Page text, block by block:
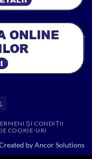
ȘI CONDIȚII
COOKIE-URI
byAncor Solutions